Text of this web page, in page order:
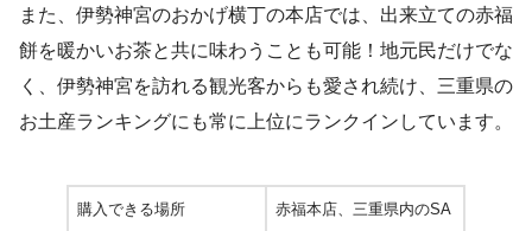
また、 伊勢神宮のおかげ横丁の本店では、出来立ての赤福
餅を暖かいお茶と共に味わうことも可能！地元民だけでな
く、伊勢神宮を訪れる観光客からも愛され続け、三重県の
お土産ランキングにも常に上位にランクインしています。
購入できる場所 赤福本店、三重県内のSA